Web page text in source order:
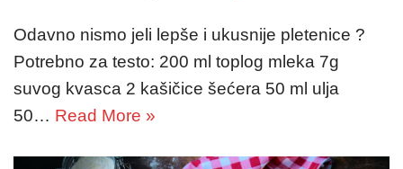
Odavno nismo jeli lepše i ukusnije pletenice ?
Potrebno za testo: 200 ml toplog mleka 7g
suvog kvasca 2 kašičice šećera 50 ml ulja
50… Read More »